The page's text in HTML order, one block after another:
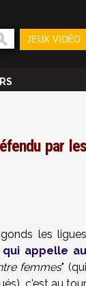
JEUX VIDÉO
par les
les ligues
appelle
femmes" (qui